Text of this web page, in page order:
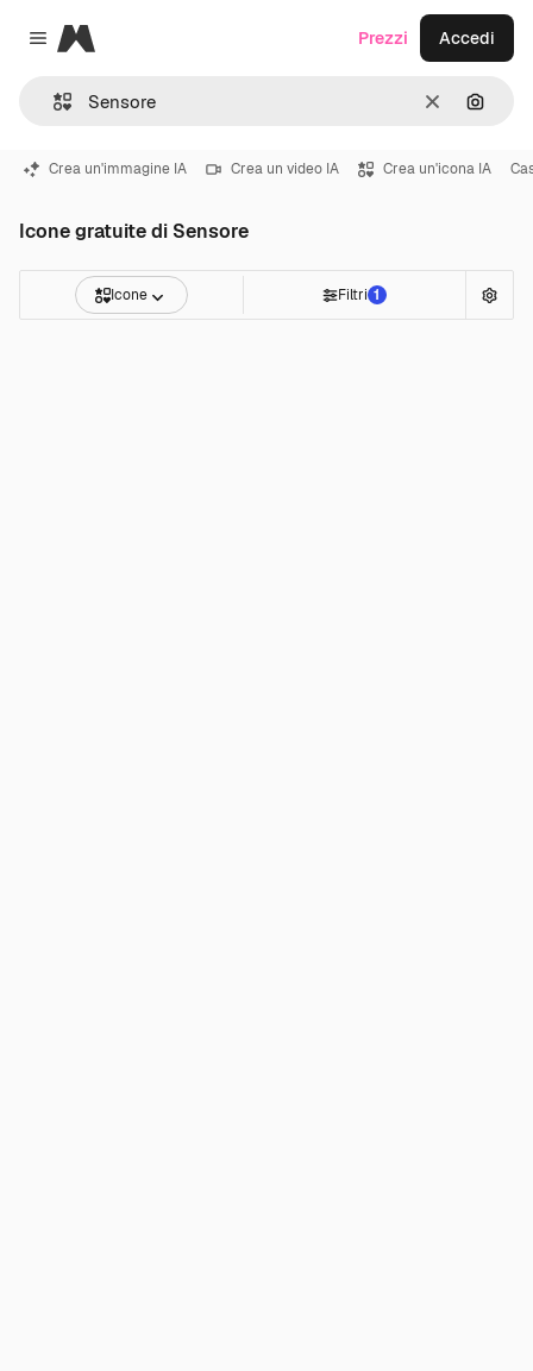
Close menu
Magnific
CancellaCerca
Prezzi Accedi
Crea un'immagine IA Crea un video IA Crea un'icona IA
Icone gratuite di Sensore
Icone Filtri 1